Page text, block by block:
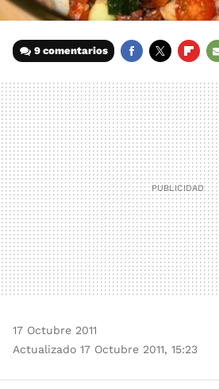
9 comentarios
17 Octubre 2011
Actualizado 17 Octubre 2011, 15:23